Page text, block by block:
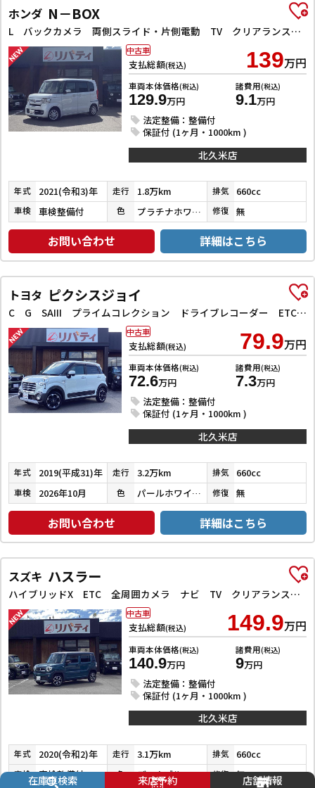
ホンダ N－BOX
L バックカメラ 両側スライド・片側電動 TV クリアランスソナー オートクルーズコントロール レーンアシスト 衝突被害軽減システム オートライト スマートキー アイドリングストップ 電動格納ミラー
支払総額(税込) 139万円
車両本体価格(税込)
129.9万円
諸費用(税込)
9.1万円
法定整備：整備付
保証付 (1ヶ月・1000km )
中古車
北久米店
年式 2021(令和3)年 走行 1.8万km 排気 660cc
車検 車検整備付 色 プラチナホワイトパール 修復 無
お問い合わせ 詳細はこちら
トヨタ ピクシスジョイ
C G SAIII プライムコレクション ドライブレコーダー ETC バックカメラ ナビ TV クリアランスソナー 衝突被害軽減システム オートマチックハイビーム オートライト スマートキー アイドリングストップ 電動格納ミラー
支払総額(税込) 79.9万円
車両本体価格(税込)
72.6万円
諸費用(税込)
7.3万円
法定整備：整備付
保証付 (1ヶ月・1000km )
中古車
北久米店
年式 2019(平成31)年 走行 3.2万km 排気 660cc
車検 2026年10月 色 パールホワイトⅢ 修復 無
お問い合わせ 詳細はこちら
スズキ ハスラー
ハイブリッドX ETC 全周囲カメラ ナビ TV クリアランスソナー レーンアシスト 衝突被害軽減システム オートライト スマートキー アイドリングストップ 電動格納ミラー シートヒーター 後席モニター CVT
支払総額(税込) 149.9万円
車両本体価格(税込)
140.9万円
諸費用(税込)
9万円
法定整備：整備付
保証付 (1ヶ月・1000km )
中古車
北久米店
年式 2020(令和2)年 走行 3.1万km 排気 660cc
車検 車検整備付 色 デニムブルーメタリック／ミネラルグレーメタリック 修復 無
在庫車検索 来店予約 店舗情報